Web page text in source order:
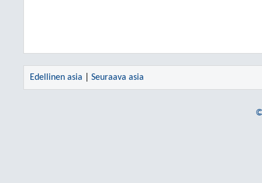
Edellinen asia Seuraava asia